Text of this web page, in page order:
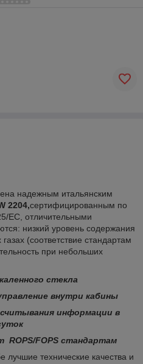
надежным итальянским
2204,сертифицированным по
ЕС, отличительными
низкий уровень содержания
(соответствие стандартам
при небольших
стекла
внутри кабины
информации в
ROPS/FOPS стандартам
лучшие технические качества и